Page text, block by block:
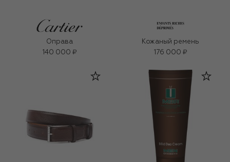
Оправа
140 000 ₽
Кожаный ремень
176 000 ₽